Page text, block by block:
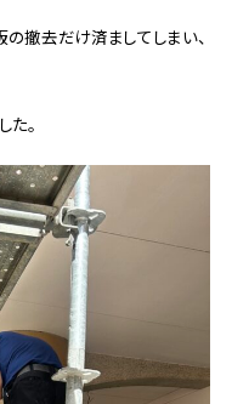
撤去だけ済ましてしまい、
た。